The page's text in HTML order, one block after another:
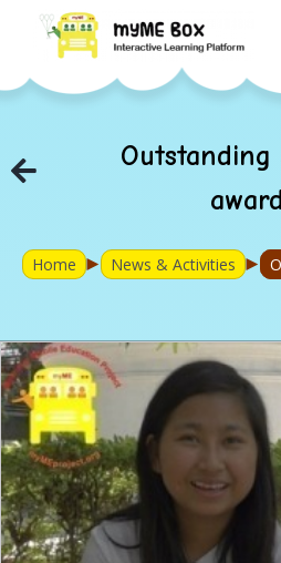
content
award
Home ► News & Activities ►